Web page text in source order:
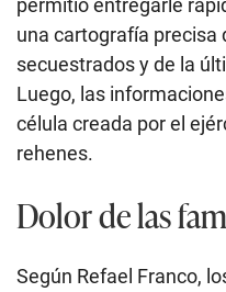
permitió entregarle
una cartografía precisa
secuestrados y de la
Luego, las
célula creada por el
rehenes.
Dolor de las
Según Refael Franco,